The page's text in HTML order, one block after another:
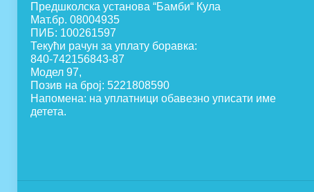
Предшколска установа “Бамби“ Кула
Мат.бр. 08004935
ПИБ: 100261597
Текући рачун за уплату боравка:
840-742156843-87
Модел 97,
Позив на број: 5221808590
Напомена: на уплатници обавезно уписати име
детета.